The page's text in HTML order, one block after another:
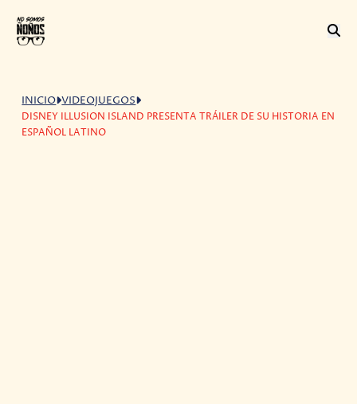
INICIO VIDEOJUEGOS
DISNEY ILLUSION ISLAND PRESENTA TRÁILER DE SU HISTORIA EN
ESPAÑOL LATINO